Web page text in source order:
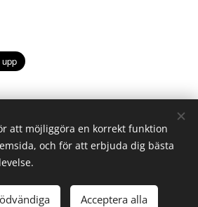
KONTAKTA OSS
Arbetarteaterförbund - All rights
reserved
att möjliggöra en korrekt funktion
och för att erbjuda dig bästa
Acceptera alla